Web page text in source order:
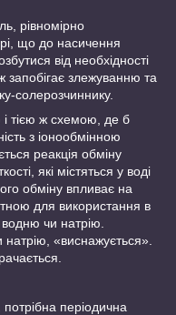
рівномірно
що до насичення
від необхідності
запобігає злежуванню та
солерозчиннику.
і тією ж схемою, де б
з іонообмінною
реакція обміну
які містяться у воді
обміну впливає на
для використання в
чи натрію.
«виснажується».
потрібна періодична